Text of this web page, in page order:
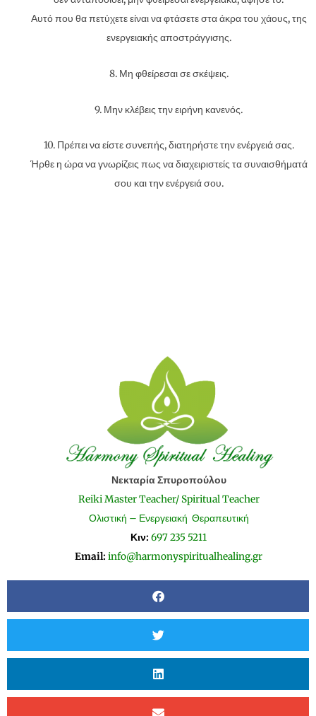
Αυτό που θα πετύχετε είναι να φτάσετε στα άκρα του χάους, της
ενεργειακής αποστράγγισης.
8. Μη φθείρεσαι σε σκέψεις.
9. Μην κλέβεις την ειρήνη κανενός.
10. Πρέπει να είστε συνεπής, διατηρήστε την ενέργειά σας.
Ήρθε η ώρα να γνωρίζεις πως να διαχειριστείς τα συναισθήματά
σου και την ενέργειά σου.
Νεκταρία Σπυροπούλου
Reiki Master Teacher/ Spiritual Teacher
Ολιστική – Ενεργειακή Θεραπευτική
Κιν: 697 235 5211
Email: info@harmonyspiritualhealing.gr